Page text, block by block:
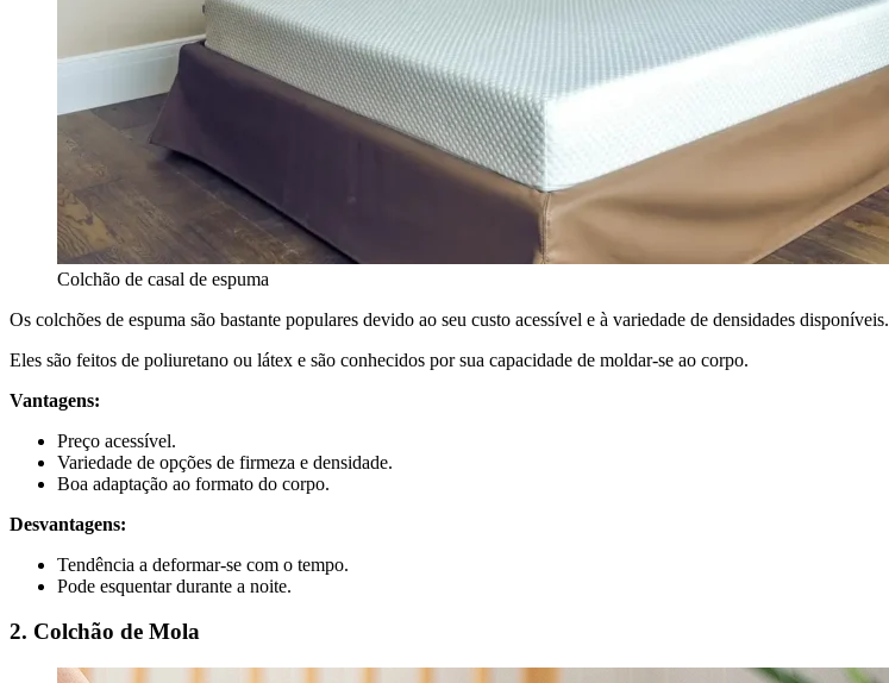
Colchão de casal de espuma
Os colchões de espuma são bastante populares devido ao seu custo acessível e à variedade de densidades disponíveis.
Eles são feitos de poliuretano ou látex e são conhecidos por sua capacidade de moldar-se ao corpo.
Vantagens:
Preço acessível.
Variedade de opções de firmeza e densidade.
Boa adaptação ao formato do corpo.
Desvantagens:
Tendência a deformar-se com o tempo.
Pode esquentar durante a noite.
2. Colchão de Mola